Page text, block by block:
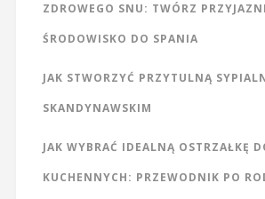
ZDROWEGO SNU: TWÓRZ
ŚRODOWISKO DO SPANIA
JAK STWORZYĆ PRZYTULNĄ
SKANDYNAWSKIM
JAK WYBRAĆ IDEALNĄ OSTRZAŁKĘ
KUCHENNYCH: PRZEWODNIK PO